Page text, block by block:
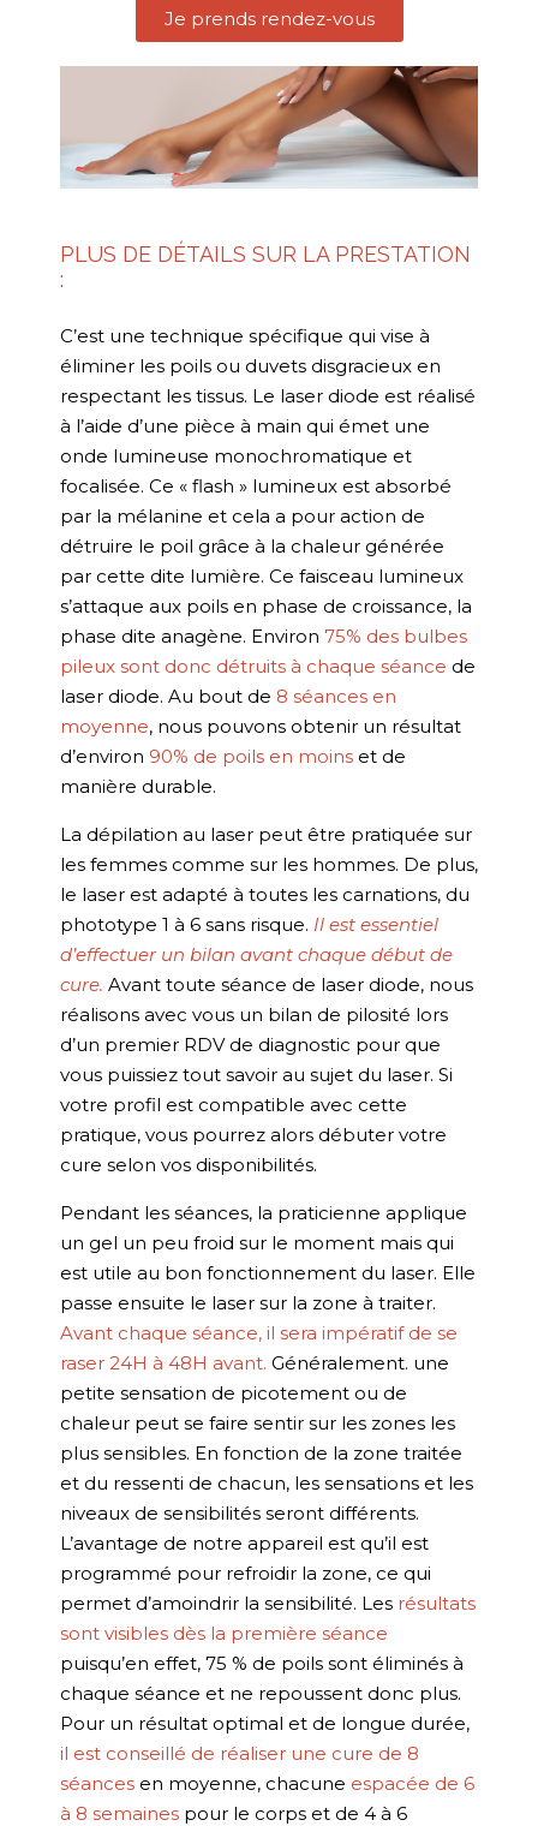
Je prends rendez-vous
PLUS DE DÉTAILS SUR LA PRESTATION
:
C’est une technique spécifique qui vise à
éliminer les poils ou duvets disgracieux en
respectant les tissus. Le laser diode est réalisé
à l’aide d’une pièce à main qui émet une
onde lumineuse monochromatique et
focalisée. Ce « flash » lumineux est absorbé
par la mélanine et cela a pour action de
détruire le poil grâce à la chaleur générée
par cette dite lumière. Ce faisceau lumineux
s’attaque aux poils en phase de croissance, la
phase dite anagène. Environ 75% des bulbes
pileux sont donc détruits à chaque séance de
laser diode. Au bout de 8 séances en
moyenne, nous pouvons obtenir un résultat
d’environ 90% de poils en moins et de
manière durable.
La dépilation au laser peut être pratiquée sur
les femmes comme sur les hommes. De plus,
le laser est adapté à toutes les carnations, du
phototype 1 à 6 sans risque. Il est essentiel
d’effectuer un bilan avant chaque début de
cure. Avant toute séance de laser diode, nous
réalisons avec vous un bilan de pilosité lors
d’un premier RDV de diagnostic pour que
vous puissiez tout savoir au sujet du laser. Si
votre profil est compatible avec cette
pratique, vous pourrez alors débuter votre
cure selon vos disponibilités.
Pendant les séances, la praticienne applique
un gel un peu froid sur le moment mais qui
est utile au bon fonctionnement du laser. Elle
passe ensuite le laser sur la zone à traiter.
Avant chaque séance, il sera impératif de se
raser 24H à 48H avant. Généralement. une
petite sensation de picotement ou de
chaleur peut se faire sentir sur les zones les
plus sensibles. En fonction de la zone traitée
et du ressenti de chacun, les sensations et les
niveaux de sensibilités seront différents.
L’avantage de notre appareil est qu’il est
programmé pour refroidir la zone, ce qui
permet d’amoindrir la sensibilité. Les résultats
sont visibles dès la première séance
puisqu’en effet, 75 % de poils sont éliminés à
chaque séance et ne repoussent donc plus.
Pour un résultat optimal et de longue durée,
il est conseillé de réaliser une cure de 8
séances en moyenne, chacune espacée de 6
à 8 semaines pour le corps et de 4 à 6